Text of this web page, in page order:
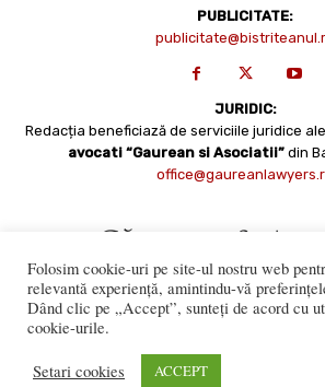
PUBLICITATE:
JURIDIC:
Redacția beneficiază de serviciile juridice ale
avocati “Gaurean si Asociatii” din
numai cu acordul expres al
Folosim cookie-uri pe site-ul nostru web
relevantă experiență, amintindu-vă
Dând clic pe „Accept”, sunteți de acord cu
cookie-urile.
Setari cookies ACCEPT